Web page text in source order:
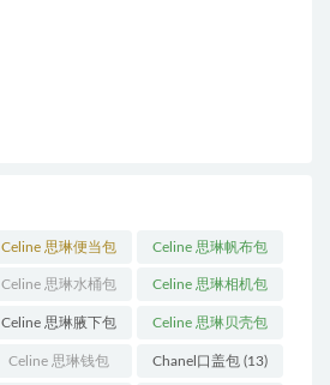
Celine 思琳便当包
(14)
Celine 思琳帆布包
(18)
Celine 思琳水桶包
(55)
Celine 思琳相机包
(11)
Celine 思琳腋下包
(10)
Celine 思琳贝壳包
(12)
Celine 思琳钱包 Chanel口盖包 (13)